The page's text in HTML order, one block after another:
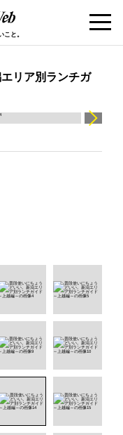
こと。
リア別ランチガ